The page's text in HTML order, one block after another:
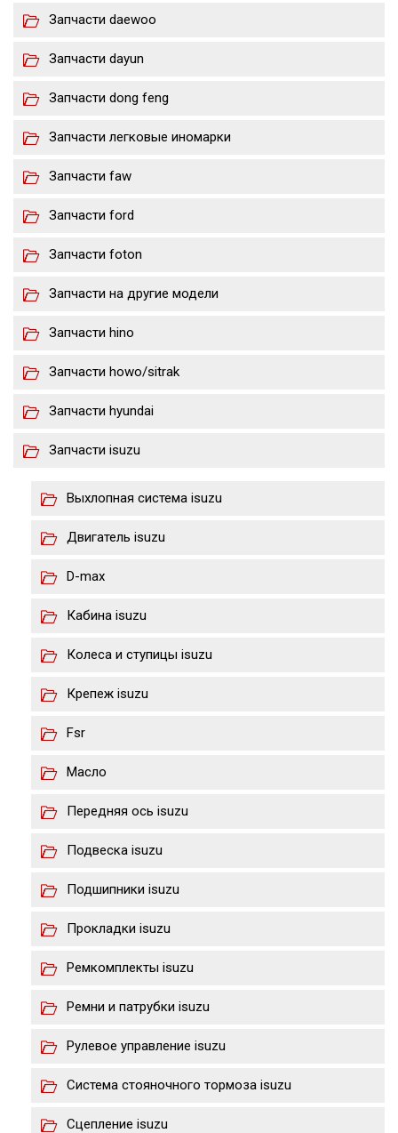
Запчасти daewoo
Запчасти dayun
Запчасти dong feng
Запчасти легковые иномарки
Запчасти faw
Запчасти ford
Запчасти foton
Запчасти на другие модели
Запчасти hino
Запчасти howo/sitrak
Запчасти hyundai
Запчасти isuzu
Выхлопная система isuzu
Двигатель isuzu
D-max
Кабина isuzu
Колеса и ступицы isuzu
Крепеж isuzu
Fsr
Масло
Передняя ось isuzu
Подвеска isuzu
Подшипники isuzu
Прокладки isuzu
Ремкомплекты isuzu
Ремни и патрубки isuzu
Рулевое управление isuzu
Система стояночного тормоза isuzu
Сцепление isuzu